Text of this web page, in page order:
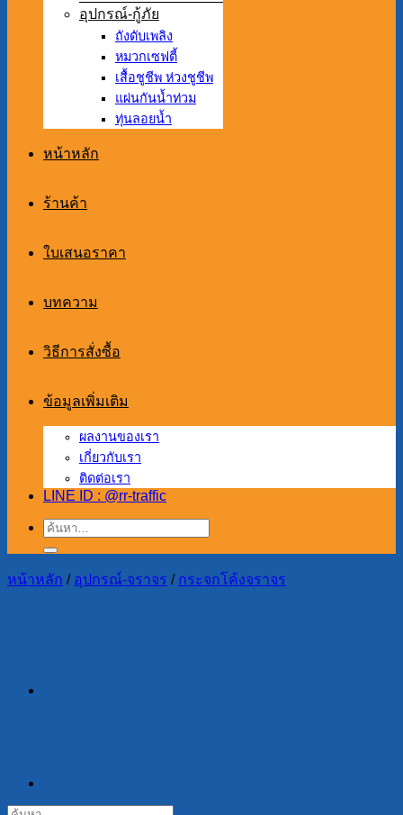
อุปกรณ์-กู้ภัย
ถังดับเพลิง
หมวกเซฟตี้
เสื้อชูชีพ ห่วงชูชีพ
แผ่นกันน้ำท่วม
ทุ่นลอยน้ำ
หน้าหลัก
ร้านค้า
ใบเสนอราคา
บทความ
วิธีการสั่งซื้อ
ข้อมูลเพิ่มเติม
ผลงานของเรา
เกี่ยวกับเรา
ติดต่อเรา
LINE ID : @rr-traffic
ค้นหา:
หน้าหลัก / อุปกรณ์-จราจร / กระจกโค้งจราจร